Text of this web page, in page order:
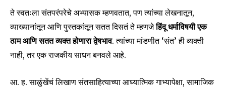
ते स्वतःला संतपरंपरेचे अभ्यासक म्हणवतात, पण त्यांच्या लेखनातून,
व्याख्यानांतून आणि पुस्तकांतून सतत दिसतं ते म्हणजेहिंदू धर्माविषयी एक
ठाम आणि सतत व्यक्त होणारा द्वेषभाव. त्यांच्या मांडणीत ‘संत’ ही व्यक्ती
नाही, तर एक राजकीय साधन बनवले आहे.
आ. ह. साळुंखेंचं लिखाण संतसाहित्याच्या आध्यात्मिक गाभ्यापेक्षा, सामाजिक